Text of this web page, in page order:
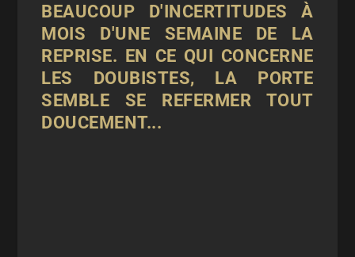
BEAUCOUP D'INCERTITUDES À
MOIS D'UNE SEMAINE DE LA
REPRISE. EN CE QUI CONCERNE
LES DOUBISTES, LA PORTE
SEMBLE SE REFERMER TOUT
DOUCEMENT...